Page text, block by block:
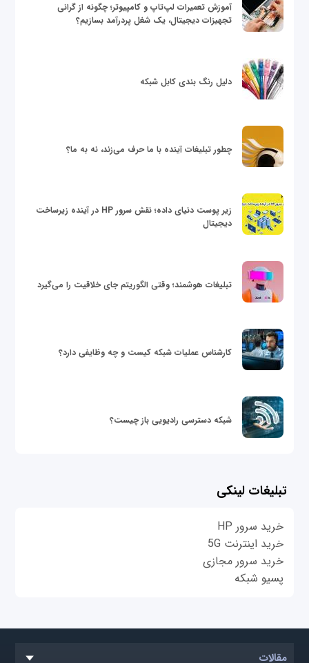
آموزش تعمیرات لپ‌تاپ و کامپیوتر؛ چگونه از گرانی
تجهیزات دیجیتال، یک شغل پردرآمد بسازیم؟
دلیل رنگ بندی کابل شبکه
چطور تبلیغات آینده با ما حرف می‌زند، نه به ما؟
زیر پوست دنیای داده؛ نقش سرور HP در آینده زیرساخت
دیجیتال
تبلیغات هوشمند؛ وقتی الگوریتم جای خلاقیت را می‌گیرد
کارشناس عملیات شبکه کیست و چه وظایفی دارد؟
شبکه دسترسی رادیویی باز چیست؟
تبلیغات لینکی
خرید سرور HP
خرید اینترنت 5G
خرید سرور مجازی
پسیو شبکه
مقالات